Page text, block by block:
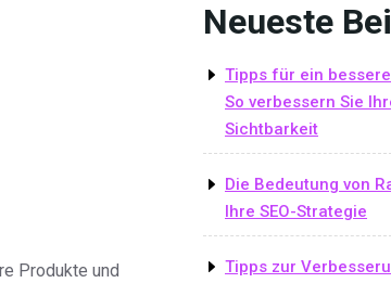
Produkte und
Neueste
Tipps für ein
So verbessern Sie
Sichtbarkeit
Die Bedeutung von
Ihre SEO-Strategie
Tipps zur